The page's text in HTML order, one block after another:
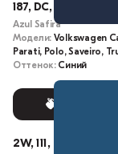
187, DC, 4X4X,
Azul Safira
Модели: Volkswagen
Parati, Polo, Saveiro,
Оттенок: Синий
Выбрать
2W, 111, 0111, 5D5D